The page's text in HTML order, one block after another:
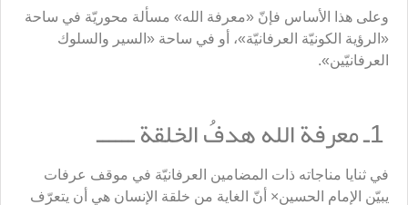
وعلى هذا الأساس فإنّ «معرفة الله» مسألة محوريّة في ساحة
«الرؤية الكونيّة العرفانيّة»، أو في ساحة «السير والسلوك
العرفانيّين».
في ثنايا مناجاته ذات المضامين العرفانيّة في موقف عرفات
يبيّن الإمام الحسين× أنّ الغاية من خلقة الإنسان هي أن يتعرّف